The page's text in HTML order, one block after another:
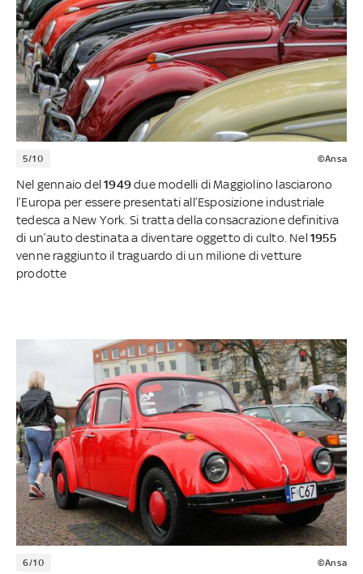
5/10 ©Ansa
Nel gennaio del1949due modelli di Maggiolino lasciarono
l’Europa per essere presentati all’Esposizione industriale
tedesca a New York. Si tratta della consacrazione definitiva
di un’auto destinata a diventare oggetto di culto. Nel1955
venne raggiunto il traguardo di un milione di vetture
prodotte
6/10 ©Ansa